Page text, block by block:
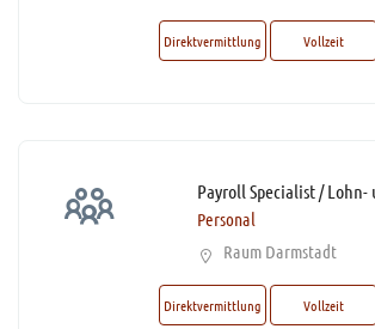
Direktvermittlung Vollzeit
Personal
Raum Darmstadt
Direktvermittlung Vollzeit